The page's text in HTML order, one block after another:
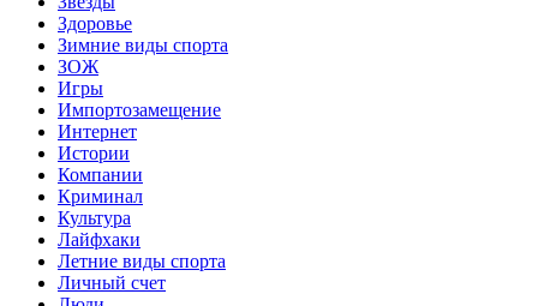
Здоровье
Зимние виды спорта
ЗОЖ
Игры
Импортозамещение
Интернет
Истории
Компании
Криминал
Культура
Лайфхаки
Летние виды спорта
Личный счет